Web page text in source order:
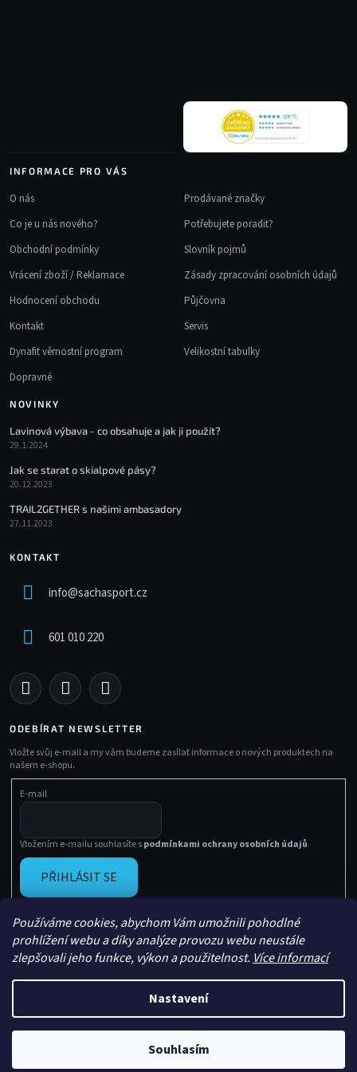
Používáme cookies, abychom Vám umožnili pohodlné
prohlížení webu a díky analýze provozu webu neustále
zlepšovali jeho funkce, výkon a použitelnost. Více informací
Nastavení
Souhlasím
INFORMACE PRO VÁS
O nás
Co je u nás nového?
Obchodní podmínky
Vrácení zboží / Reklamace
Hodnocení obchodu
Kontakt
Dynafit věrnostní program
Dopravné
Prodávané značky
Potřebujete poradit?
Slovník pojmů
Zásady zpracování osobních údajů
Půjčovna
Servis
Velikostní tabulky
NOVINKY
Lavinová výbava - co obsahuje a jak ji použít?
29.1.2024
Jak se starat o skialpové pásy?
20.12.2023
TRAIL2GETHER s našimi ambasadory
27.11.2023
KONTAKT
info@sachasport.cz
601 010 220
ODEBÍRAT NEWSLETTER
Vložte svůj e-mail a my vám budeme zasílat informace o nových produktech na
našem e-shopu.
E-mail
Vložením e-mailu souhlasíte spodmínkami ochrany osobních údajů
PŘIHLÁSIT SE
Vytvořil Shoptet
Copyright 2026Sachasport. Všechna práva vyhrazena.